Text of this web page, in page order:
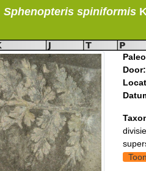
Sphenopterisspiniformis
Door: